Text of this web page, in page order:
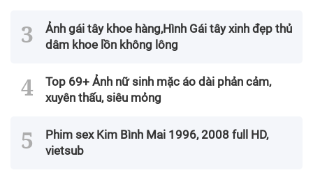
Ảnh gái tây khoe hàng,Hình Gái tây xinh đẹp thủ
dâm khoe lồn không lông
Top 69+ Ảnh nữ sinh mặc áo dài phản cảm,
xuyên thấu, siêu mỏng
Phim sex Kim Bình Mai 1996, 2008 full HD,
vietsub